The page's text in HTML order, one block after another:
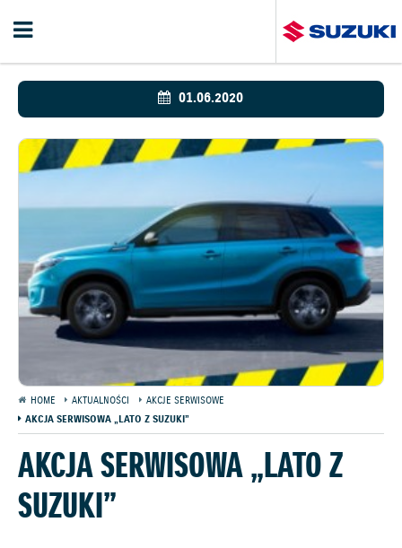
01.06.2020
HOME AKTUALNOŚCI
AKCJE SERWISOWE
AKCJA SERWISOWA „LATO Z SUZUKI”
AKCJA SERWISOWA „LATO Z
SUZUKI”